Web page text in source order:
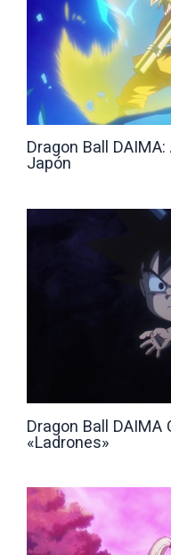
Dragon Ball
Japón
Dragon Ball DAIMA
«Ladrones»